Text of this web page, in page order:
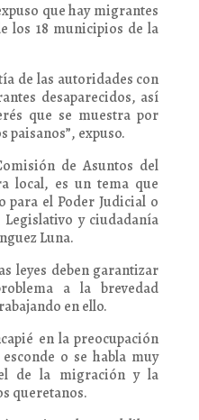
que hay migrantes
los 18 municipios de la
de las autoridades con
desaparecidos, así
que se muestra por
paisanos”, expuso.
de Asuntos del
local, es un tema que
para el Poder Judicial o
y ciudadanía
Luna.
leyes deben garantizar
a la brevedad
en ello.
en la preocupación
o se habla muy
de la migración y la
queretanos.